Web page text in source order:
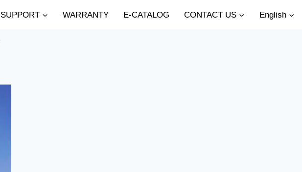
SUPPORT WARRANTY E-CATALOG CONTACT US English